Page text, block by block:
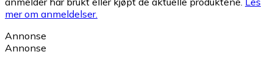
mer om anmeldelser.
Annonse
Annonse